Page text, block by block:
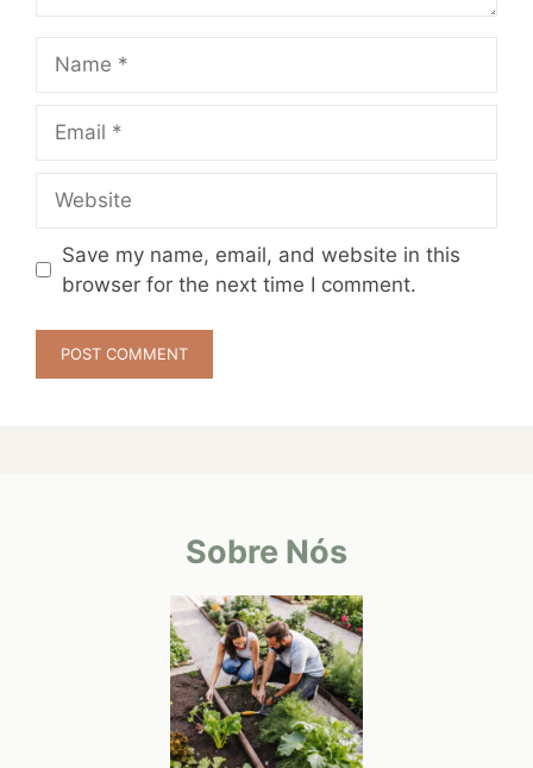
Save my name, email, and website in this
browser for the next time I comment.
Sobre Nós